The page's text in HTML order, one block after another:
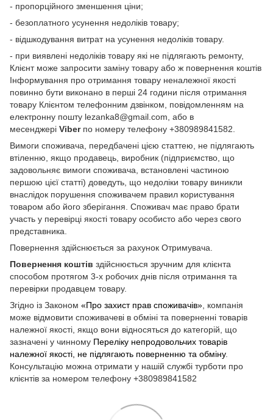
- пропорційного зменшення ціни;
- безоплатного усунення недоліків товару;
- відшкодування витрат на усунення недоліків товару.
- при виявлені недоліків товару які не підлягають ремонту,
Клієнт може запросити заміну товару або ж повернення коштів
Інформування про отримання товару неналежної якості
повинно бути виконано в перші 24 години після отримання
товару Клієнтом телефонним дзвінком, повідомленням на
електронну пошту lezanka8@gmail.com, або в
месенджері Viberпо номеру телефону +380989841582.
Вимоги споживача, передбачені цією статтею, не підлягають
втіленню, якщо продавець, виробник (підприємство, що
задовольняє вимоги споживача, встановлені частиною
першою цієї статті) доведуть, що недоліки товару виникли
внаслідок порушення споживачем правил користування
товаром або його зберігання. Споживач має право брати
участь у перевірці якості товару особисто або через свого
представника.
Повернення здійснюється за рахунок Отримувача.
Повернення коштів здійснюється зручним для клієнта
способом протягом 3-х робочих днів після отримання та
перевірки продавцем товару.
Згідно із Законом «Про захист прав споживачів» , компанія
може відмовити споживачеві в обміні та поверненні товарів
належної якості, якщо вони відносяться до категорій, що
зазначені у чинному Переліку непродовольчих товарів
належної якості, не підлягають поверненню та обміну.
Консультацію можна отримати у нашій службі турботи про
клієнтів за номером телефону +380989841582